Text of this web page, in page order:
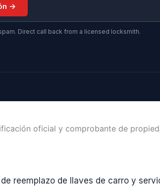
→
Direct call back from a licensed locksmith.
oficial y comprobante de
reemplazo de llaves de carro y